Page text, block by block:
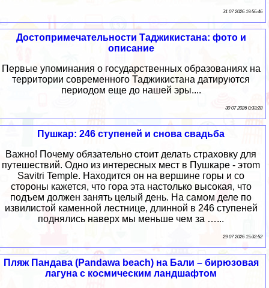
31 07 2026 19:56:46
Достопримечательности Таджикистана: фото и
описание
Первые упоминания о государственных образованиях на
территории современного Таджикистана датируются
периодом еще до нашей эры....
30 07 2026 0:33:28
Пушкар: 246 ступеней и снова свадьба
Важно! Почему обязательно стоит делать страховку для
путешествий. Одно из интересных мест в Пушкаре - этоm
Savitri Temple. Находится он на вершине горы и со
стороны кажется, что гора эта настолько высокая, что
подъем должен занять целый день. На самом деле по
извилистой каменной лестнице, длинной в 246 ступеней
поднялись наверх мы меньше чем за …...
29 07 2026 15:32:52
Пляж Пандава (Pandawa beach) на Бали – бирюзовая
лагуна с космическим ландшафтом